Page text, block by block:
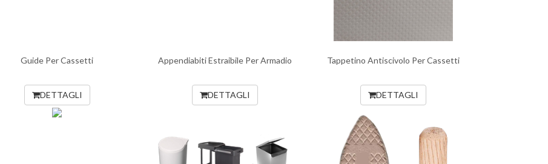
Guide Per Cassetti
DETTAGLI
Appendiabiti Estraibile Per Armadio
DETTAGLI
Tappetino Antiscivolo Per Cassetti
DETTAGLI